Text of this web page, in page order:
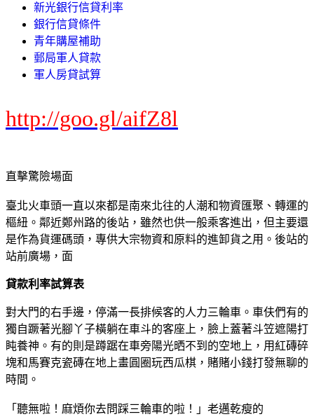
新光銀行信貸利率
銀行信貸條件
青年購屋補助
郵局軍人貸款
軍人房貸試算
http://goo.gl/aifZ8l
直擊驚險場面
臺北火車頭一直以來都是南來北往的人潮和物資匯聚、轉運的
樞紐。鄰近鄭州路的後站，雖然也供一般乘客進出，但主要還
是作為貨運碼頭，專供大宗物資和原料的進卸貨之用。後站的
站前廣場，面
貸款利率試算表
對大門的右手邊，停滿一長排候客的人力三輪車。車伕們有的
獨自蹶著光腳丫子橫躺在車斗的客座上，臉上蓋著斗笠遮陽打
盹養神。有的則是蹲踞在車旁陽光晒不到的空地上，用紅磚碎
塊和馬賽克瓷磚在地上畫圓圈玩西瓜棋，賭賭小錢打發無聊的
時間。
「聽無啦！麻煩你去問踩三輪車的啦！」老邁乾瘦的